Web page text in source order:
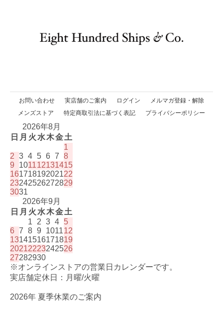
お問い合わせ 実店舗のご案内 ログイン
メルマガ登録・解除
メンズストア
特定商取引法に基づく表記 プライバシーポリシー
2026年8月
日 月 火 水木金土
1
2 3 4 5 6 7 8
9
101112131415
16171819202122
23242526272829
3031
2026年9月
日 月 火 水木金土
1
2 3 4 5
6 7 8 9 101112
13141516171819
20212223242526
27282930
※オンラインストアの営業日カレンダーです。
実店舗定休日：月曜/火曜
2026年 夏季休業のご案内